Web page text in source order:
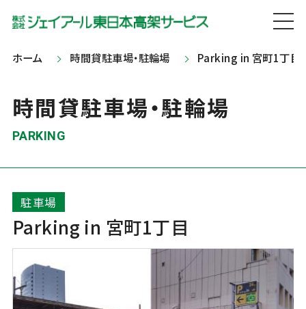
ホーム 時間貸駐車場・駐輪場 Parking in 宮町1丁目
時間貸駐車場・駐輪場
PARKING
駐車場
Parking in 宮町1丁目